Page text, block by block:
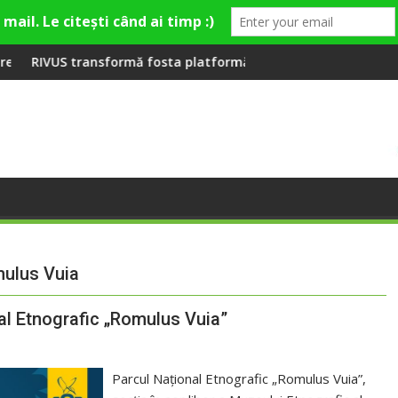
la Fashion Village
fosta platformă Carbochim într-un nou centru cultural
Vuia
Etnografic „Romulus Vuia”
Parcul Național Etnografic „Romulus Vuia”,